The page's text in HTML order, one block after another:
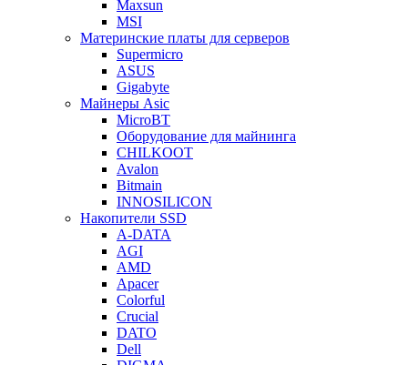
Maxsun
MSI
Материнские платы для серверов
Supermicro
ASUS
Gigabyte
Майнеры Asic
MicroBT
Оборудование для майнинга
CHILKOOT
Avalon
Bitmain
INNOSILICON
Накопители SSD
A-DATA
AGI
AMD
Apacer
Colorful
Crucial
DATO
Dell